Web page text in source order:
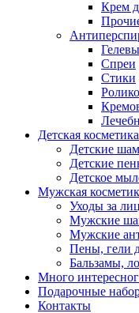
Крем
Спреи
Стики
Детская косметика
Детские
Детские
Детское
Мужская
Уходы за
Мужские
Мужские
Пены, гели
Бальзамы,
Много
Подарочные
Контакты